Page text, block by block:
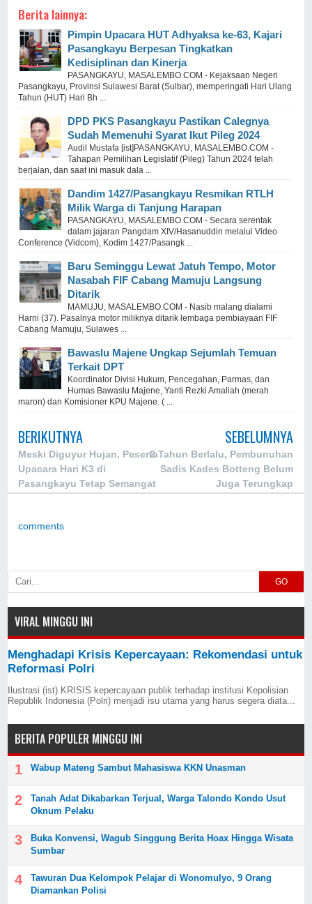
Berita lainnya:
Pimpin Upacara HUT Adhyaksa ke-63, Kajari
Pasangkayu Berpesan Tingkatkan
Kedisiplinan dan Kinerja
PASANGKAYU, MASALEMBO.COM - Kejaksaan Negeri
Pasangkayu, Provinsi Sulawesi Barat (Sulbar), memperingati Hari Ulang
Tahun (HUT) Hari Bh ...
DPD PKS Pasangkayu Pastikan Calegnya
Sudah Memenuhi Syarat Ikut Pileg 2024
Audil Mustafa [ist]PASANGKAYU, MASALEMBO.COM -
Tahapan Pemilihan Legislatif (Pileg) Tahun 2024 telah
berjalan, dan saat ini masuk dala ...
Dandim 1427/Pasangkayu Resmikan RTLH
Milik Warga di Tanjung Harapan
PASANGKAYU, MASALEMBO.COM - Secara serentak
dalam jajaran Pangdam XIV/Hasanuddin melalui Video
Conference (Vidcom), Kodim 1427/Pasangk ...
Baru Seminggu Lewat Jatuh Tempo, Motor
Nasabah FIF Cabang Mamuju Langsung
Ditarik
MAMUJU, MASALEMBO.COM - Nasib malang dialami
Harni (37). Pasalnya motor miliknya ditarik lembaga pembiayaan FIF
Cabang Mamuju, Sulawes ...
Bawaslu Majene Ungkap Sejumlah Temuan
Terkait DPT
Koordinator Divisi Hukum, Pencegahan, Parmas, dan
Humas Bawaslu Majene, Yanti Rezki Amaliah (merah
maron) dan Komisioner KPU Majene. ( ...
BERIKUTNYA
Meski Diguyur Hujan, Peserta
Upacara Hari K3 di
Pasangkayu Tetap Semangat
SEBELUMNYA
2 Tahun Berlalu, Pembunuhan
Sadis Kades Botteng Belum
Juga Terungkap
comments
GO
VIRAL MINGGU INI
Menghadapi Krisis Kepercayaan: Rekomendasi untuk
Reformasi Polri
Ilustrasi (ist) KRISIS kepercayaan publik terhadap institusi Kepolisian
Republik Indonesia (Polri) menjadi isu utama yang harus segera diata...
BERITA POPULER MINGGU INI
Wabup Mateng Sambut Mahasiswa KKN Unasman
Tanah Adat Dikabarkan Terjual, Warga Talondo Kondo Usut
Oknum Pelaku
Buka Konvensi, Wagub Singgung Berita Hoax Hingga Wisata
Sumbar
Tawuran Dua Kelompok Pelajar di Wonomulyo, 9 Orang
Diamankan Polisi